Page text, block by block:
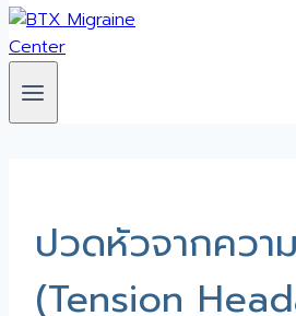
ปวดหัวจากควา
(Tension